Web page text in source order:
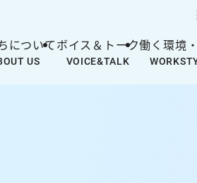
についてボイス＆トーク働く環境